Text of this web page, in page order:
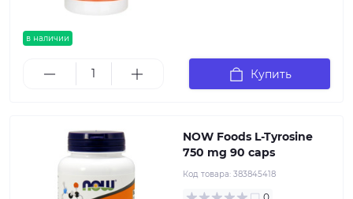
в наличии
Купить
NOW Foods L-Tyrosine
750 mg 90 caps
Код товара: 383845418